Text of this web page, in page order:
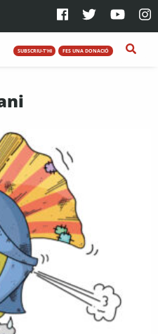
SUBSCRIU-T'HI FES UNA DONACIÓ